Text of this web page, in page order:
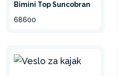
Bimini Top Suncobran
68600